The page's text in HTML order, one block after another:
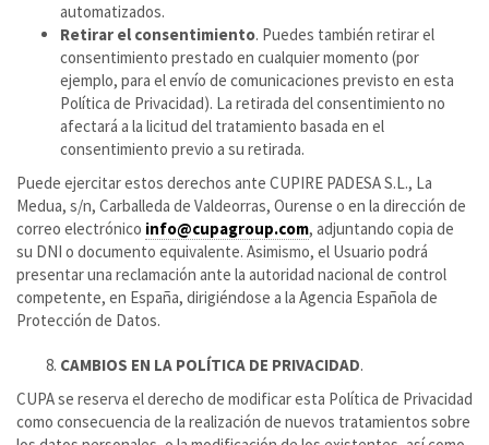
automatizados.
Retirar el consentimiento. Puedes también retirar el
consentimiento prestado en cualquier momento (por
ejemplo, para el envío de comunicaciones previsto en esta
Política de Privacidad). La retirada del consentimiento no
afectará a la licitud del tratamiento basada en el
consentimiento previo a su retirada.
Puede ejercitar estos derechos ante CUPIRE PADESA S.L., La
Medua, s/n, Carballeda de Valdeorras, Ourense o en la dirección de
correo electrónico info@cupagroup.com, adjuntando copia de
su DNI o documento equivalente. Asimismo, el Usuario podrá
presentar una reclamación ante la autoridad nacional de control
competente, en España, dirigiéndose a la Agencia Española de
Protección de Datos.
CAMBIOS EN LA POLÍTICA DE PRIVACIDAD.
CUPA se reserva el derecho de modificar esta Política de Privacidad
como consecuencia de la realización de nuevos tratamientos sobre